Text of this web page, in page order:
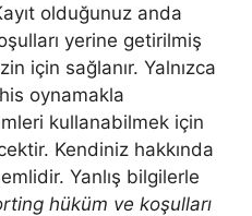
olduğunuz anda
yerine getirilmiş
için sağlanır. Yalnızca
oynamakla
kullanabilmek için
Kendiniz hakkında
Yanlış bilgilerle
hüküm ve koşulları